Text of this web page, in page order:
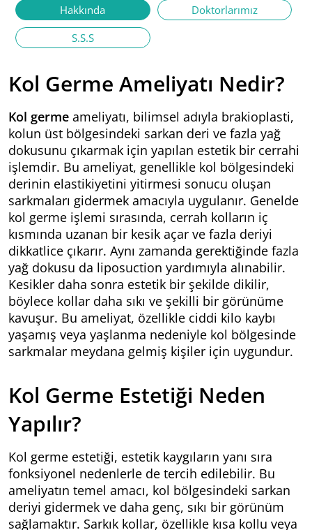
Hakkında
Doktorlarımız
S.S.S
Kol Germe Ameliyatı Nedir?
Kol germe ameliyatı, bilimsel adıyla brakioplasti,
kolun üst bölgesindeki sarkan deri ve fazla yağ
dokusunu çıkarmak için yapılan estetik bir cerrahi
işlemdir. Bu ameliyat, genellikle kol bölgesindeki
derinin elastikiyetini yitirmesi sonucu oluşan
sarkmaları gidermek amacıyla uygulanır. Genelde
kol germe işlemi sırasında, cerrah kolların iç
kısmında uzanan bir kesik açar ve fazla deriyi
dikkatlice çıkarır. Aynı zamanda gerektiğinde fazla
yağ dokusu da liposuction yardımıyla alınabilir.
Kesikler daha sonra estetik bir şekilde dikilir,
böylece kollar daha sıkı ve şekilli bir görünüme
kavuşur. Bu ameliyat, özellikle ciddi kilo kaybı
yaşamış veya yaşlanma nedeniyle kol bölgesinde
sarkmalar meydana gelmiş kişiler için uygundur.
Kol Germe Estetiği Neden
Yapılır?
Kol germe estetiği, estetik kaygıların yanı sıra
fonksiyonel nedenlerle de tercih edilebilir. Bu
ameliyatın temel amacı, kol bölgesindeki sarkan
deriyi gidermek ve daha genç, sıkı bir görünüm
sağlamaktır. Sarkık kollar, özellikle kısa kollu veya